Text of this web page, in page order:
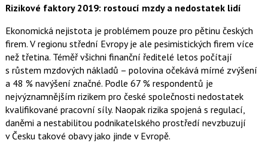
Rizikové faktory 2019: rostoucí mzdy a nedostatek lidí
Ekonomická nejistota je problémem pouze pro pětinu českých
firem. V regionu střední Evropy je ale pesimistických firem více
než třetina. Téměř všichni finanční ředitelé letos počítají
s růstem mzdových nákladů – polovina očekává mírné zvýšení
a 48 % navýšení značné. Podle 67 % respondentů je
nejvýznamnějším rizikem pro české společnosti nedostatek
kvalifikované pracovní síly. Naopak rizika spojená s regulací,
daněmi a nestabilitou podnikatelského prostředí nevzbuzují
v Česku takové obavy jako jinde v Evropě.